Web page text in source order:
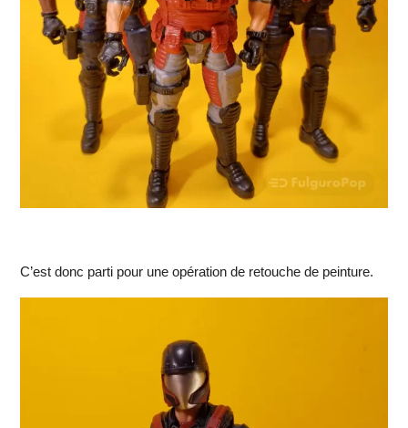
C’est donc parti pour une opération de retouche de peinture.